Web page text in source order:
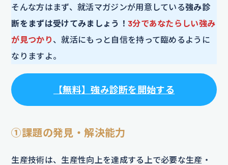
そんな方はまず、就活マガジンが用意している強み診
断をまずは受けてみましょう！ 3分であなたらしい強み
が見つかり 、就活にもっと自信を持って臨めるように
なりますよ。
【無料】強み診断を開始する
①課題の発見・解決能力
生産技術は、生産性向上を達成する上で必要な生産・